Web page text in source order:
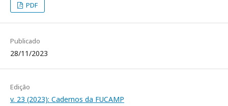
PDF
Publicado
28/11/2023
Edição
v. 23 (2023): Cadernos da FUCAMP